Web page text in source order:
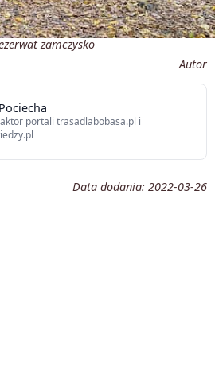
zamczysko
Autor
portali trasadlabobasa.pl i
Data dodania: 2022-03-26